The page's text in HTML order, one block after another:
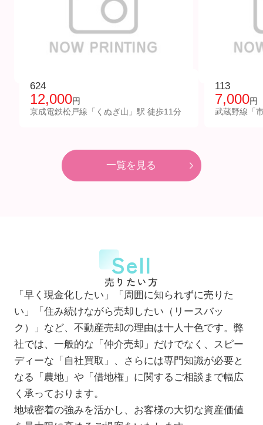
624
12,000円
京成電鉄松戸線「くぬぎ山」駅 徒歩11分
113
7,000円
武蔵野線「
一覧を見る
Sell
売りたい方
「早く現金化したい」「周囲に知られずに売りた
い」「住み続けながら売却したい（リースバッ
ク）」など、不動産売却の理由は十人十色です。弊
社では、一般的な「仲介売却」だけでなく、スピー
ディーな「自社買取」、さらには専門知識が必要と
なる「農地」や「借地権」に関するご相談まで幅広
く承っております。
地域密着の強みを活かし、お客様の大切な資産価値